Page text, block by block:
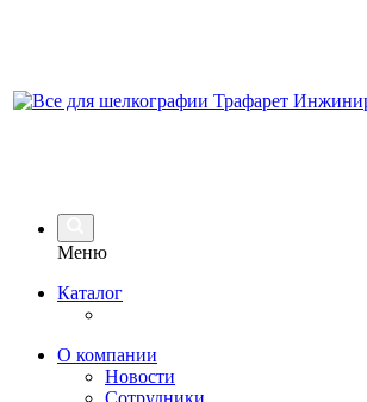
Меню
Каталог
О компании
Новости
Сотрудники